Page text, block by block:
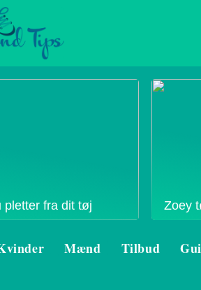
pletter fra dit tøj Zoey
Mænd Tilbud